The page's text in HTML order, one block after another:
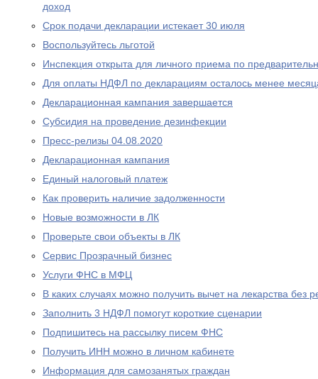
доход
Срок подачи декларации истекает 30 июля
Воспользуйтесь льготой
Инспекция открыта для личного приема по
Для оплаты НДФЛ по декларациям осталось менее
Декларационная кампания завершается
Субсидия на проведение дезинфекции
Пресс-релизы 04.08.2020
Декларационная кампания
Единый налоговый платеж
Как проверить наличие задолженности
Новые возможности в ЛК
Проверьте свои объекты в ЛК
Сервис Прозрачный бизнес
Услуги ФНС в МФЦ
В каких случаях можно получить вычет на лекарства без
Заполнить 3 НДФЛ помогут короткие сценарии
Подпишитесь на рассылку писем ФНС
Получить ИНН можно в личном кабинете
Информация для самозанятых граждан